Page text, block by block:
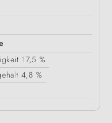
17,5 %
4,8 %